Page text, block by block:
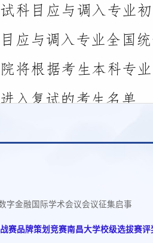
字金融国际学术会议会议征集启事
赛品牌策划竞赛南昌大学校级选拔赛